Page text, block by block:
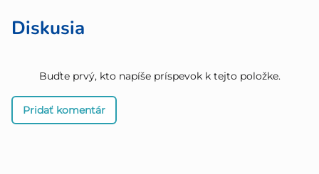
Diskusia
Buďte prvý, kto napíše príspevok k tejto položke.
Pridať komentár